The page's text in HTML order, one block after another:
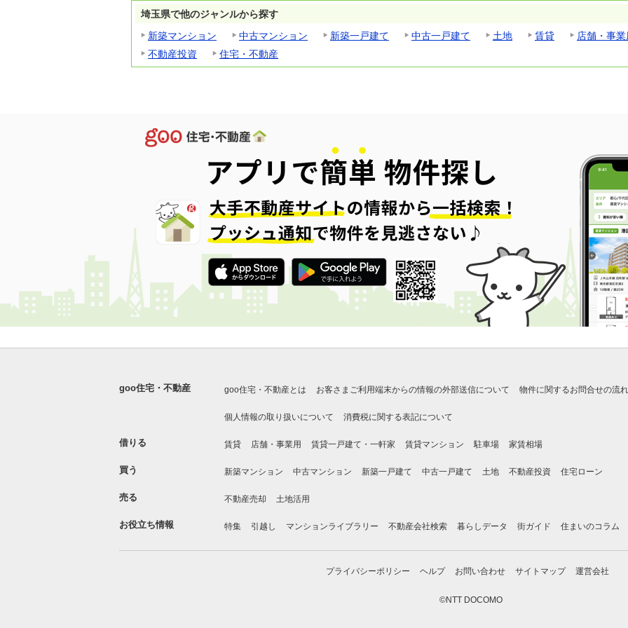
埼玉県で他のジャンルから探す
新築マンション
中古マンション 新築一戸建て 中古一戸建て 土地 賃貸
店舗・事業
不動産投資
住宅・不動産
goo住宅・不動産 goo住宅・不動産とは お客さまご利用端末からの情報の外部送信について 物件に関するお問合せの流れ
個人情報の取り扱いについて 消費税に関する表記について
借りる 賃貸 店舗・事業用 賃貸一戸建て・一軒家 賃貸マンション 駐車場 家賃相場
買う 新築マンション 中古マンション 新築一戸建て 中古一戸建て 土地 不動産投資 住宅ローン
売る 不動産売却 土地活用
お役立ち情報 特集 引越し マンションライブラリー 不動産会社検索 暮らしデータ 街ガイド 住まいのコラム
プライバシーポリシー ヘルプ お問い合わせ サイトマップ 運営会社
©NTT DOCOMO